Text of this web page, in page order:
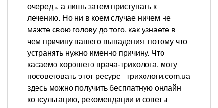
очередь, а лишь затем приступать к
лечению. Но ни в коем случае ничем не
мажте свою голову до того, как узнаете в
чем причину вашего выпадения, потому что
устранять нужно именно причину. Что
касаемо хорошего врача-трихолога, могу
посоветовать этот ресурс - трихологи.com.ua
здесь можно получить бесплатную онлайн
консультацию, рекомендации и советы